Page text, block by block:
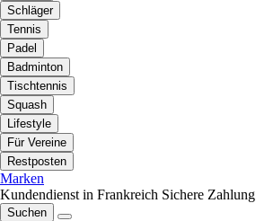
Schläger
Tennis
Padel
Badminton
Tischtennis
Squash
Lifestyle
Für Vereine
Restposten
Marken
Kundendienst in Frankreich Sichere Zahlung
Suchen